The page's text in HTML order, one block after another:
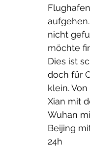
nicht
möchte
Dies ist
doch für
klein.
Xian mit
Wuhan
Beijing
24h